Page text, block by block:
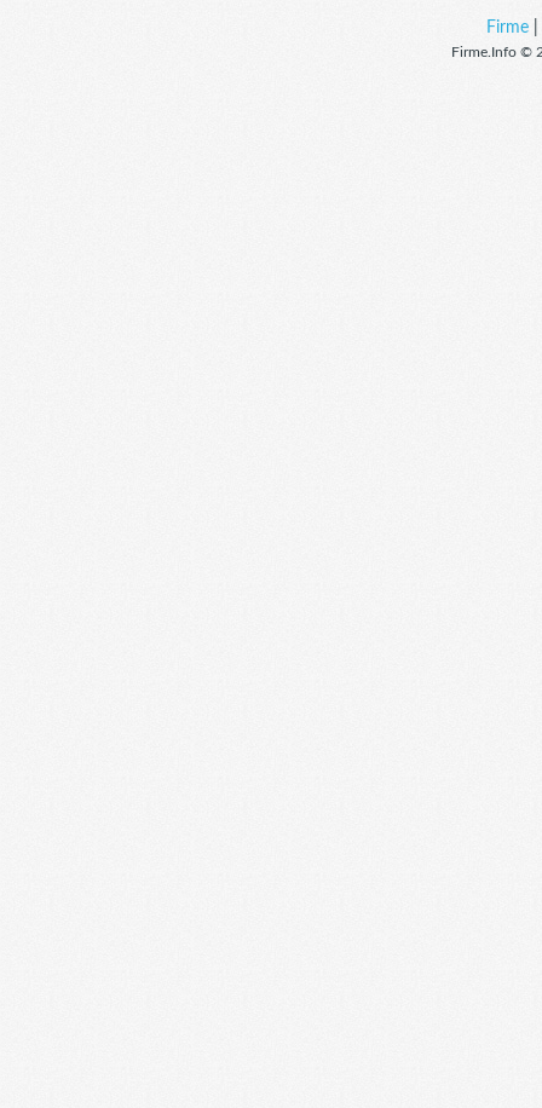
Firme|
Firme.Info ©